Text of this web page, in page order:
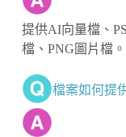
提供AI向量檔、
檔、PNG圖片檔。
檔案如何提